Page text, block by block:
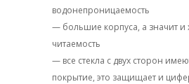
водонепроницаемость
— большие корпуса, а значит
читаемость
— все стекла с двух сторон
покрытие, это защищает и